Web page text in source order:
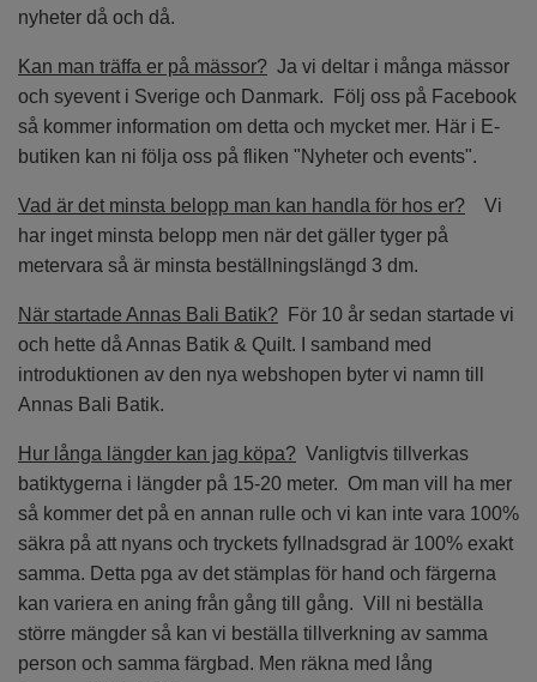
nyheter då och då.
Kan man träffa er på mässor? Ja vi deltar i många mässor
och syevent i Sverige och Danmark. Följ oss på Facebook
så kommer information om detta och mycket mer. Här i E-
butiken kan ni följa oss på fliken "Nyheter och events".
Vad är det minsta belopp man kan handla för hos er? Vi
har inget minsta belopp men när det gäller tyger på
metervara så är minsta beställningslängd 3 dm.
När startade Annas Bali Batik? För 10 år sedan startade vi
och hette då Annas Batik & Quilt. I samband med
introduktionen av den nya webshopen byter vi namn till
Annas Bali Batik.
Hur långa längder kan jag köpa? Vanligtvis tillverkas
batiktygerna i längder på 15-20 meter. Om man vill ha mer
så kommer det på en annan rulle och vi kan inte vara 100%
säkra på att nyans och tryckets fyllnadsgrad är 100% exakt
samma. Detta pga av det stämplas för hand och färgerna
kan variera en aning från gång till gång. Vill ni beställa
större mängder så kan vi beställa tillverkning av samma
person och samma färgbad. Men räkna med lång